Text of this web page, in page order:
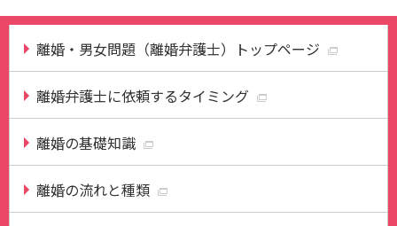
離婚・男女問題（離婚弁護士）トップページ
離婚弁護士に依頼するタイミング
離婚の基礎知識
離婚の流れと種類